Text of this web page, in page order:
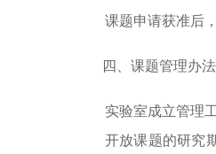
课题申请获准后
四、课题管理办法
实验室成立管理
开放课题的研究